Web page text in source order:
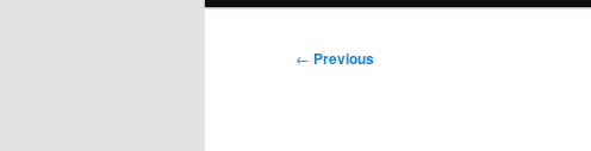
Post
← Previous